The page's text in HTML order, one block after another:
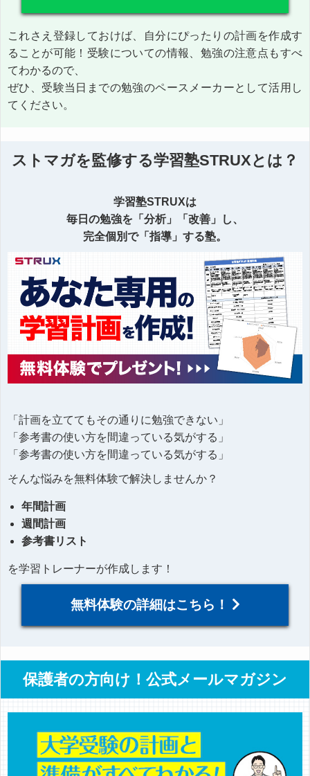
これさえ登録しておけば、自分にぴったりの計画を作成す
ることが可能！受験についての情報、勉強の注意点もすべ
てわかるので、
ぜひ、受験当日までの勉強のペースメーカーとして活用し
てください。
ストマガを監修する学習塾STRUXとは？
学習塾STRUXは
毎日の勉強を「分析」「改善」し、
完全個別で「指導」する塾。
「計画を立ててもその通りに勉強できない」
「参考書の使い方を間違っている気がする」
「参考書の使い方を間違っている気がする」
そんな悩みを無料体験で解決しませんか？
年間計画
週間計画
参考書リスト
を学習トレーナーが作成します！
無料体験の詳細はこちら！
保護者の方向け！公式メールマガジン